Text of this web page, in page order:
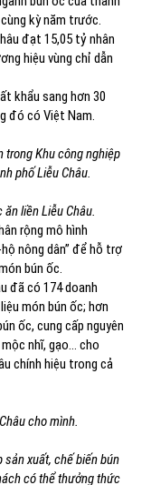
kỳ năm trước.
đạt 15,05 tỷ nhân
hiệu vùng chỉ dẫn
khẩu sang hơn 30
đó có Việt Nam.
trong Khu công nghiệp
phố Liễu Châu.
liền Liễu Châu.
rộng mô hình
nông dân” để hỗ trợ
bún ốc.
đã có 174 doanh
món bún ốc; hơn
ốc, cung cấp nguyên
nhĩ, gạo... cho
chính hiệu trong cả
cho mình.
xuất, chế biến bún
có thể thưởng thức